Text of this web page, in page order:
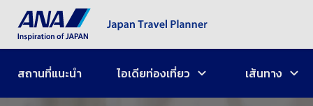
สถานที่แนะนำ ไอเดียท่องเที่ยว เส้นทาง